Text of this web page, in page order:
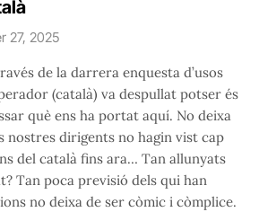
27, 2025
de la darrera enquesta d’usos
(català) va despullat potser és
què ens ha portat aquí. No deixa
nostres dirigents no hagin vist cap
del català fins ara… Tan allunyats
Tan poca previsió dels qui han
no deixa de ser còmic i còmplice.